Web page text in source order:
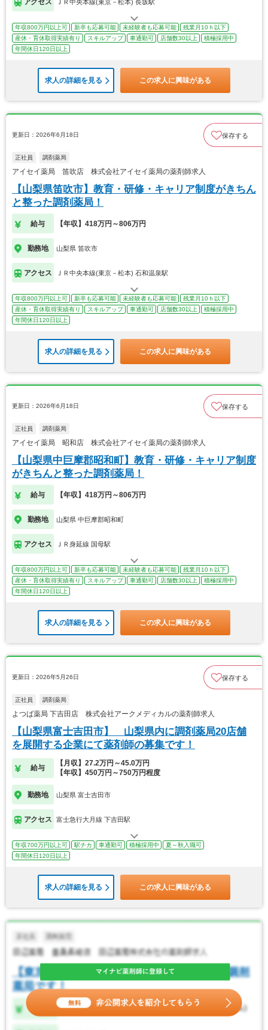
アクセス ＪＲ中央本線(東京－松本) 長坂駅
年収800万円以上可 新卒も応募可能 未経験者も応募可能
残業月10ｈ以下
産休・育休取得実績有り
スキルアップ 車通勤可 店舗数30以上
積極採用中
年間休日120日以上
求人の詳細を見る この求人に興味がある
更新日：2026年6月18日 保存する
正社員 調剤薬局
アイセイ薬局 笛吹店 株式会社アイセイ薬局の薬剤師求人
【山梨県笛吹市】教育・研修・キャリア制度がきちん
と整った調剤薬局！
給与 【年収】418万円～806万円
勤務地 山梨県 笛吹市
アクセス ＪＲ中央本線(東京－松本) 石和温泉駅
年収800万円以上可 新卒も応募可能 未経験者も応募可能
残業月10ｈ以下
産休・育休取得実績有り
スキルアップ 車通勤可 店舗数30以上
積極採用中
年間休日120日以上
求人の詳細を見る この求人に興味がある
更新日：2026年6月18日 保存する
正社員 調剤薬局
アイセイ薬局 昭和店 株式会社アイセイ薬局の薬剤師求人
【山梨県中巨摩郡昭和町】教育・研修・キャリア制度
がきちんと整った調剤薬局！
給与 【年収】418万円～806万円
勤務地 山梨県 中巨摩郡昭和町
アクセス ＪＲ身延線 国母駅
年収800万円以上可 新卒も応募可能 未経験者も応募可能
残業月10ｈ以下
産休・育休取得実績有り
スキルアップ 車通勤可 店舗数30以上
積極採用中
年間休日120日以上
求人の詳細を見る この求人に興味がある
更新日：2026年5月26日 保存する
正社員 調剤薬局
よつば薬局 下吉田店 株式会社アークメディカルの薬剤師求人
【山梨県富士吉田市】 山梨県内に調剤薬局20店舗
を展開する企業にて薬剤師の募集です！
給与
【月収】27.2万円～45.0万円
【年収】450万円～750万円程度
勤務地 山梨県 富士吉田市
アクセス 富士急行大月線 下吉田駅
年収700万円以上可 駅チカ 車通勤可 積極採用中
夏～秋入職可
年間休日120日以上
求人の詳細を見る この求人に興味がある